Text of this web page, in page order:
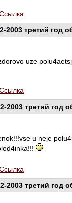
Ссылка
2003 третий год
uze
Ссылка
2003 третий год
u neje
Ссылка
2003 третий год